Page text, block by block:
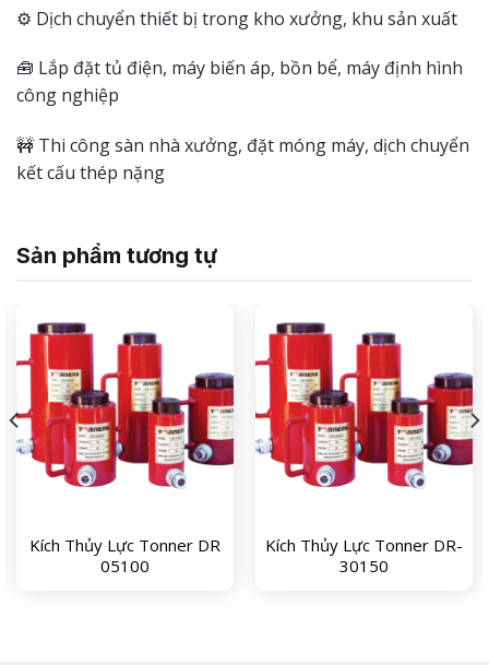
⚙️ Dịch chuyển thiết bị trong kho xưởng, khu sản xuất
🧰 Lắp đặt tủ điện, máy biến áp, bồn bể, máy định hình
công nghiệp
🚧 Thi công sàn nhà xưởng, đặt móng máy, dịch chuyển
kết cấu thép nặng
Sản phẩm tương tự
Kích Thủy Lực Tonner DR
05100
Kích Thủy Lực Tonner DR-
30150